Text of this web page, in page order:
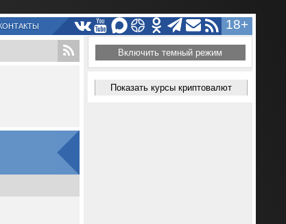
18+
Включить темный режим
Показать курсы криптовалют